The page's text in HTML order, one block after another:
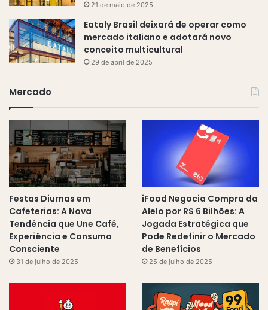
21 de maio de 2025
Eataly Brasil deixará de operar como
mercado italiano e adotará novo
conceito multicultural
29 de abril de 2025
Mercado
Festas Diurnas em
Cafeterias: A Nova
Tendência que Une Café,
Experiência e Consumo
Consciente
31 de julho de 2025
iFood Negocia Compra da
Alelo por R$ 6 Bilhões: A
Jogada Estratégica que
Pode Redefinir o Mercado
de Benefícios
25 de julho de 2025